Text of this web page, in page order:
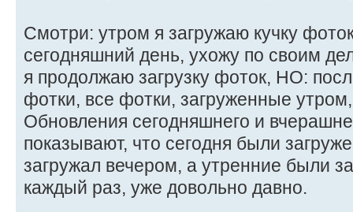
Смотри: утром я загружаю кучку
сегодняшний день, ухожу по своим
я продолжаю загрузку фоток, НО:
фотки, все фотки, загруженные
Обновления сегодняшнего и
показывают, что сегодня были
загружал вечером, а утренние были
каждый раз, уже довольно давно.